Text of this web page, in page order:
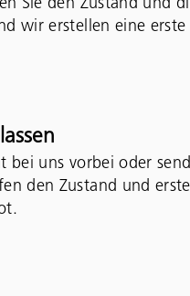
Sie den Zustand und
wir erstellen eine erste
bei uns vorbei oder
den Zustand und